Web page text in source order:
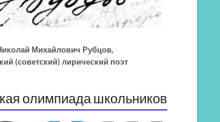
Михайлович Рубцов,
(советский) лирический поэт
олимпиада школьников